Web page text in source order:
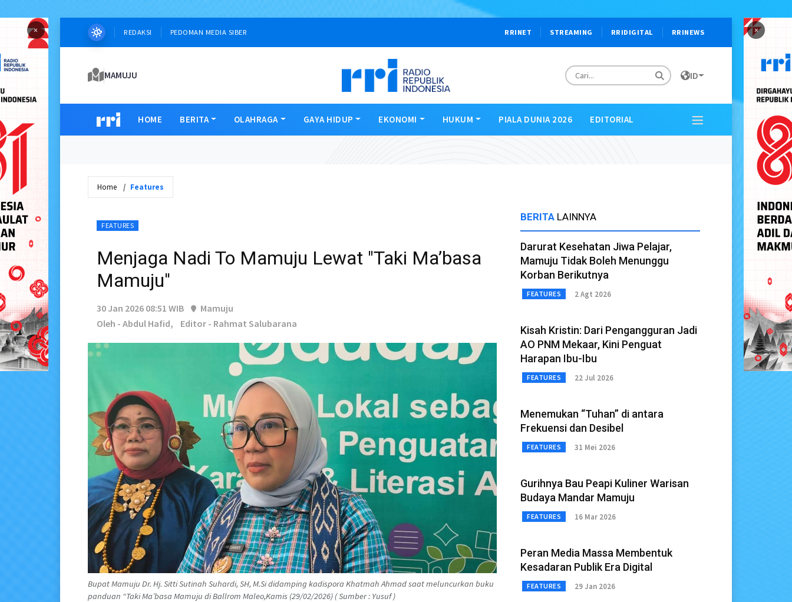
× ×
REDAKSI PEDOMAN MEDIA SIBER RRINET STREAMING RRIDIGITAL RRINEWS
MAMUJU ID
HOME BERITA OLAHRAGA GAYA HIDUP EKONOMI HUKUM PIALA DUNIA 2026 EDITORIAL
Home Features
FEATURES
Menjaga Nadi To Mamuju Lewat "Taki Ma’basa
Mamuju''
30 Jan 2026 08:51 WIB
Mamuju
Oleh - Abdul Hafid,
Editor - Rahmat Salubarana
Bupat Mamuju Dr. Hj. Sitti Sutinah Suhardi, SH, M.Si didamping kadispora Khatmah Ahmad saat meluncurkan buku
panduan “Taki Ma’basa Mamuju di Ballrom Maleo,Kamis (29/02/2026) ( Sumber : Yusuf )
BERITA LAINNYA
Darurat Kesehatan Jiwa Pelajar,
Mamuju Tidak Boleh Menunggu
Korban Berikutnya
FEATURES 2 Agt 2026
Kisah Kristin: Dari Pengangguran Jadi
AO PNM Mekaar, Kini Penguat
Harapan Ibu-Ibu
FEATURES 22 Jul 2026
Menemukan “Tuhan” di antara
Frekuensi dan Desibel
FEATURES 31 Mei 2026
Gurihnya Bau Peapi Kuliner Warisan
Budaya Mandar Mamuju
FEATURES 16 Mar 2026
Peran Media Massa Membentuk
Kesadaran Publik Era Digital
FEATURES 29 Jan 2026